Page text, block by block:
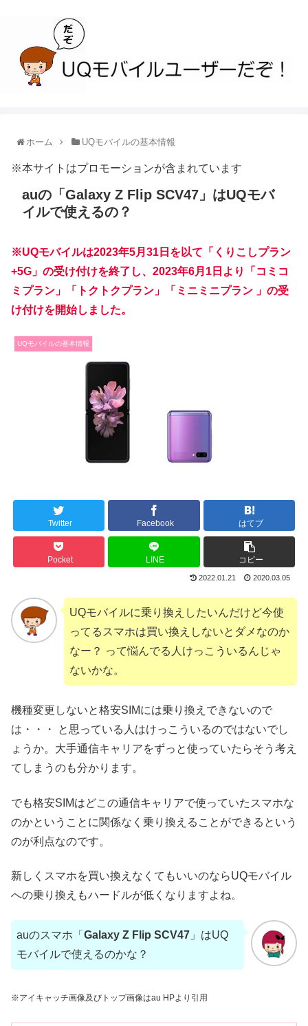
ホーム UQモバイルの基本情報
※本サイトはプロモーションが含まれています
auの「Galaxy Z Flip SCV47」はUQモバ
イルで使えるの？
※UQモバイルは2023年5月31日を以て「くりこしプラン
+5G」の受け付けを終了し、2023年6月1日より「コミコ
ミプラン」「トクトクプラン」「ミニミニプラン 」の受
け付けを開始しました。
UQモバイルの基本情報
Twitter Facebook はてブ
Pocket LINE コピー
2022.01.21 2020.03.05
UQモバイルに乗り換えしたいんだけど今使
ってるスマホは買い換えしないとダメなのか
なー？ って悩んでる人けっこういるんじゃ
ないかな。
機種変更しないと格安SIMには乗り換えできないので
は・・・ と思っている人はけっこういるのではないでし
ょうか。大手通信キャリアをずっと使っていたらそう考え
てしまうのも分かります。
でも格安SIMはどこの通信キャリアで使っていたスマホな
のかということに関係なく乗り換えることができるという
のが利点なのです。
新しくスマホを買い換えなくてもいいのならUQモバイル
への乗り換えもハードルが低くなりますよね。
auのスマホ「 Galaxy Z Flip SCV47 」はUQ
モバイルで使えるのかな？
※アイキャッチ画像及びトップ画像はau HPより引用